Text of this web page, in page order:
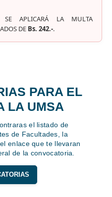
SE APLICARÁ LA MULTA
DE Bs. 242.-.
PARA EL
LA UMSA
el listado de
de Facultades, la
enlace que te llevaran
de la convocatoria.